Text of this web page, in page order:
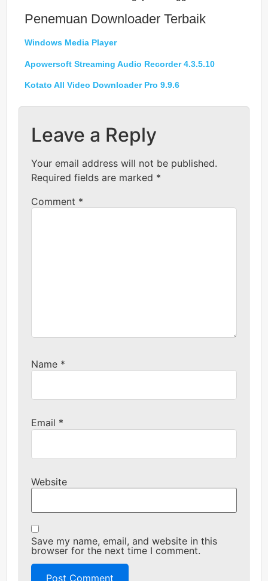
Penemuan Downloader Terbaik
Windows Media Player
Apowersoft Streaming Audio Recorder 4.3.5.10
Kotato All Video Downloader Pro 9.9.6
Leave a Reply
Your email address will not be published.
Required fields are marked *
Comment *
Name *
Email *
Website
Save my name, email, and website in this
browser for the next time I comment.